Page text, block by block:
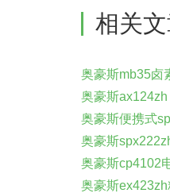
相关
奥豪斯mb35卤
奥豪斯ax124zh
奥豪斯便携式
奥豪斯
奥豪斯cp4102
奥豪斯